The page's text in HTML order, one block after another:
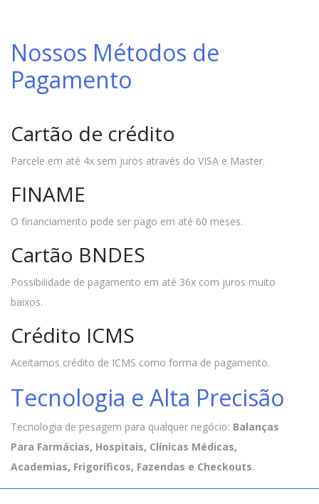
Nossos Métodos de
Pagamento
Cartão de crédito
Parcele em até 4x sem juros através do VISA e Master.
FINAME
O financiamento pode ser pago em até 60 meses.
Cartão BNDES
Possibilidade de pagamento em até 36x com juros muito
baixos.
Crédito ICMS
Aceitamos crédito de ICMS como forma de pagamento.
Tecnologia e Alta Precisão
Tecnologia de pesagem para qualquer negócio: Balanças
Para Farmácias, Hospitais, Clínicas Médicas,
Academias, Frigoríficos, Fazendas e Checkouts.